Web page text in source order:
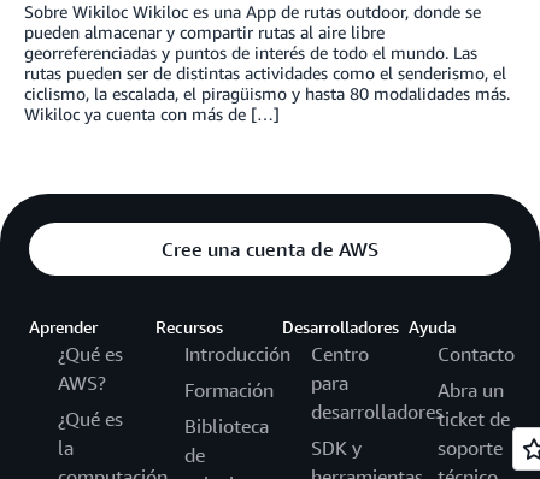
Sobre Wikiloc Wikiloc es una App de rutas outdoor, donde se
pueden almacenar y compartir rutas al aire libre
georreferenciadas y puntos de interés de todo el mundo. Las
rutas pueden ser de distintas actividades como el senderismo, el
ciclismo, la escalada, el piragüismo y hasta 80 modalidades más.
Wikiloc ya cuenta con más de […]
Cree una cuenta de AWS
Aprender
¿Qué es
AWS?
¿Qué es
la
Recursos
Introducción
Formación
Biblioteca
de
Desarrolladores
Centro
para
desarrolladores
SDK y
Ayuda
Contacto
Abra un
ticket de
soporte